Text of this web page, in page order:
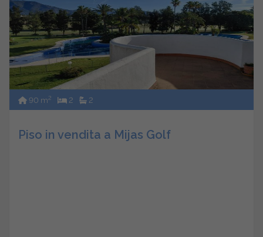
90 m2 2 2
Piso in vendita a Mijas Golf